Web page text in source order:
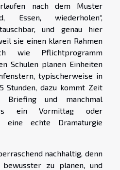
nach dem Muster
Essen, wiederholen“,
und genau hier
sie einen klaren Rahmen
wie Pflichtprogramm
Schulen planen Einheiten
typischerweise in
Stunden, dazu kommt Zeit
Briefing und manchmal
ein Vormittag oder
eine echte Dramaturgie
nachhaltig, denn
zu planen, und